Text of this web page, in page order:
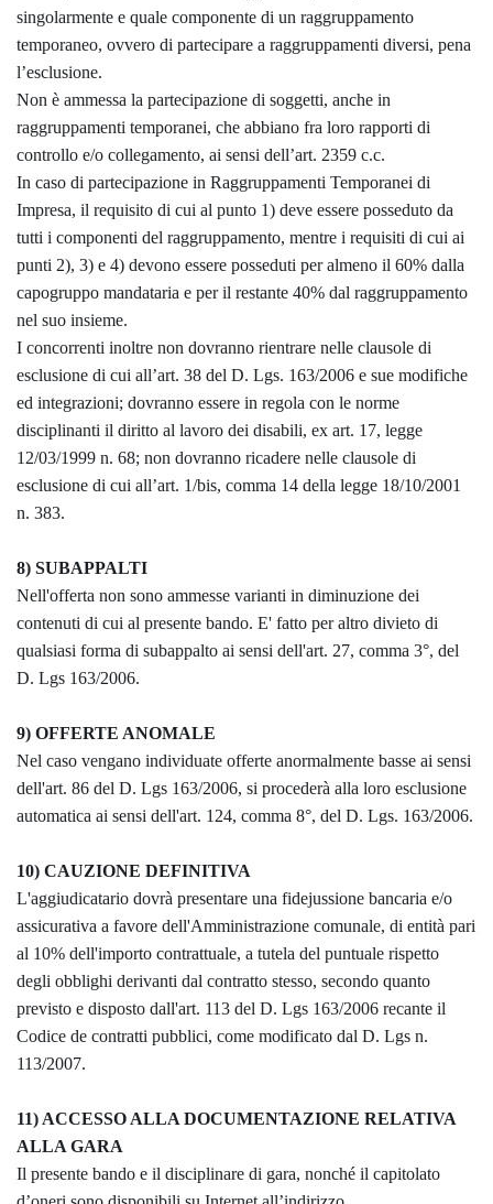
singolarmente e quale componente di un raggruppamento
temporaneo, ovvero di partecipare a raggruppamenti diversi, pena
l’esclusione.
Non è ammessa la partecipazione di soggetti, anche in
raggruppamenti temporanei, che abbiano fra loro rapporti di
controllo e/o collegamento, ai sensi dell’art. 2359 c.c.
In caso di partecipazione in Raggruppamenti Temporanei di
Impresa, il requisito di cui al punto 1) deve essere posseduto da
tutti i componenti del raggruppamento, mentre i requisiti di cui ai
punti 2), 3) e 4) devono essere posseduti per almeno il 60% dalla
capogruppo mandataria e per il restante 40% dal raggruppamento
nel suo insieme.
I concorrenti inoltre non dovranno rientrare nelle clausole di
esclusione di cui all’art. 38 del D. Lgs. 163/2006 e sue modifiche
ed integrazioni; dovranno essere in regola con le norme
disciplinanti il diritto al lavoro dei disabili, ex art. 17, legge
12/03/1999 n. 68; non dovranno ricadere nelle clausole di
esclusione di cui all’art. 1/bis, comma 14 della legge 18/10/2001
n. 383.
8) SUBAPPALTI
Nell'offerta non sono ammesse varianti in diminuzione dei
contenuti di cui al presente bando. E' fatto per altro divieto di
qualsiasi forma di subappalto ai sensi dell'art. 27, comma 3°, del
D. Lgs 163/2006.
9) OFFERTE ANOMALE
Nel caso vengano individuate offerte anormalmente basse ai sensi
dell'art. 86 del D. Lgs 163/2006, si procederà alla loro esclusione
automatica ai sensi dell'art. 124, comma 8°, del D. Lgs. 163/2006.
10) CAUZIONE DEFINITIVA
L'aggiudicatario dovrà presentare una fidejussione bancaria e/o
assicurativa a favore dell'Amministrazione comunale, di entità pari
al 10% dell'importo contrattuale, a tutela del puntuale rispetto
degli obblighi derivanti dal contratto stesso, secondo quanto
previsto e disposto dall'art. 113 del D. Lgs 163/2006 recante il
Codice de contratti pubblici, come modificato dal D. Lgs n.
113/2007.
11) ACCESSO ALLA DOCUMENTAZIONE RELATIVA
ALLA GARA
Il presente bando e il disciplinare di gara, nonché il capitolato